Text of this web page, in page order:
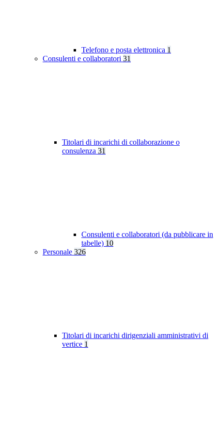
Telefono e posta elettronica 1
Consulenti e collaboratori 31
Titolari di incarichi di collaborazione o
consulenza 31
Consulenti e collaboratori (da pubblicare in
tabelle) 10
Personale 326
Titolari di incarichi dirigenziali amministrativi di
vertice 1